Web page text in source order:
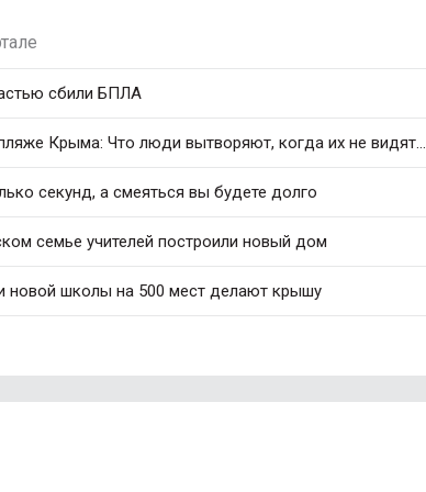
сбили БПЛА
Крыма: Что люди вытворяют, когда их не видят...
секунд, а смеяться вы будете долго
семье учителей построили новый дом
новой школы на 500 мест делают крышу